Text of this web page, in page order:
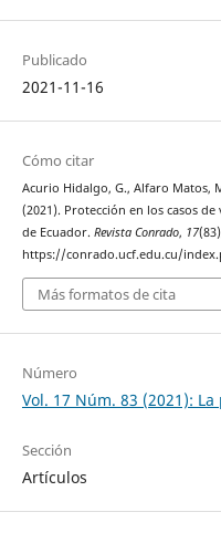
Publicado
2021-11-16
Cómo citar
Acurio Hidalgo, G., Alfaro Matos,
(2021). Protección en los casos
de Ecuador. Revista Conrado, 17
https://conrado.ucf.edu.cu/
Más formatos de cita
Número
Vol. 17 Núm. 83 (2021):
Sección
Artículos